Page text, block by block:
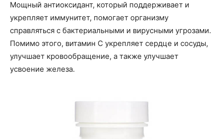
Мощный антиоксидант, который поддерживает и
укрепляет иммунитет, помогает организму
справляться с бактериальными и вирусными угрозами.
Помимо этого, витамин C укрепляет сердце и сосуды,
улучшает кровообращение, а также улучшает
усвоение железа.